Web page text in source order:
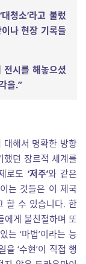
‘대청소’라고 불렀
나 현장 기록들
시를 해놓으셨
을.”
대해서 명확한 방향
했던 장르적 세계를
로도 ‘저주’와 같은
는 것들은 이 제국
할 수 있습니다. 한
에게 불친절하며 또
는 ‘마법’이라는 능
‘수현’이 직접 행